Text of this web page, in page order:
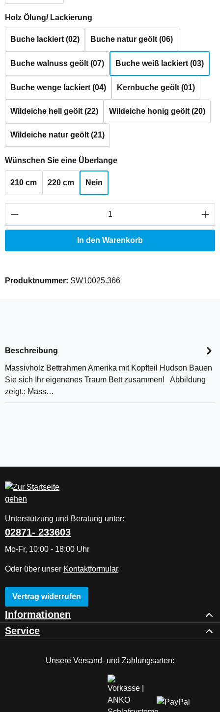
Holz Ölung/ Lackierung
Buche lackiert (02) Buche natur geölt (06)
Buche walnuss geölt (07) Buche weiß lackiert (03)
Buche wenge lackiert (04) Kernbuche geölt (01)
Wildeiche hell geölt (22) Wildeiche honig geölt (20)
Wildeiche natur geölt (21)
Wünschen Sie eine Überlangeauswählen
210 cm 220 cm Nein
Produkt Anzahl: Gib den gewünschten
In den Warenkorb
Produktnummer: SW10025.366
Beschreibung
Massivholz Bettrahmen Amerika mit Kopfteil Hudson Bauen
Sie sich Ihr eigenenes Traum Bett zusammen! Abbildung
zeigt.: Mass…
Unterstützung und Beratung unter:
02871- 233603
Mo-Fr, 10:00 - 18:00 Uhr
Oder über unser Kontaktformular.
Vertrag widerrufen
Informationen
Service
Unsere Versand- und Zahlungsarten: